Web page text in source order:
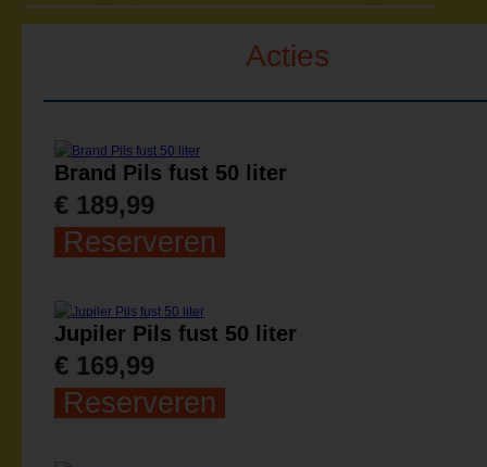
Acties
Brand Pils fust 50 liter
€ 189,99
Reserveren
Jupiler Pils fust 50 liter
€ 169,99
Reserveren